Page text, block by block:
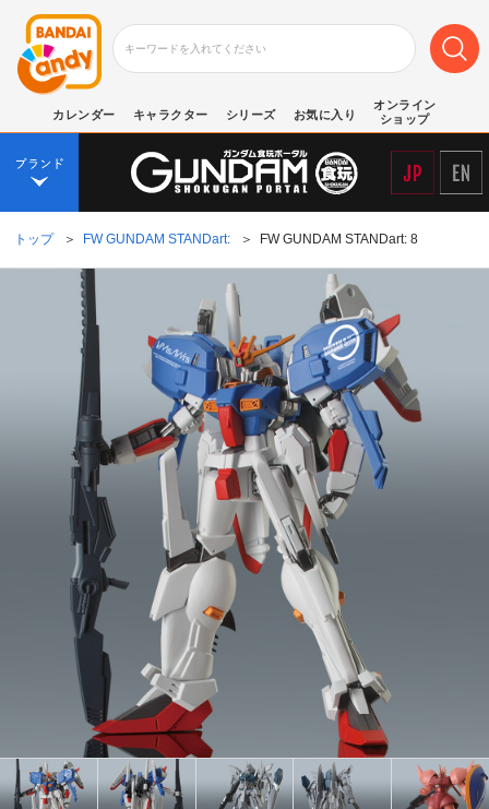
カレンダー キャラクター シリーズ お気に入り
オンライン
ショップ
トップ ＞ FW GUNDAM STANDart: ＞ FW GUNDAM STANDart: 8